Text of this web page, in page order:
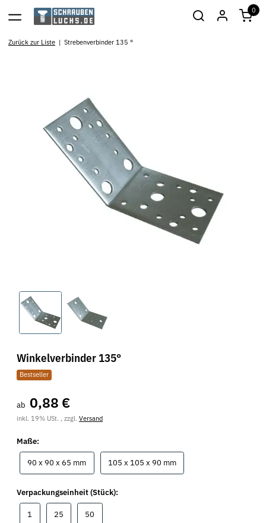
0
Zurück zur Liste Strebenverbinder 135 °
Winkelverbinder 135°
Bestseller
ab 0,88 €
inkl. 19% USt. , zzgl. Versand
Maße:
90 x 90 x 65 mm90 x 90 x 65 mm
105 x 105 x 90 mm105 x 105 x 90 mm
Verpackungseinheit (Stück):
1 2525 50